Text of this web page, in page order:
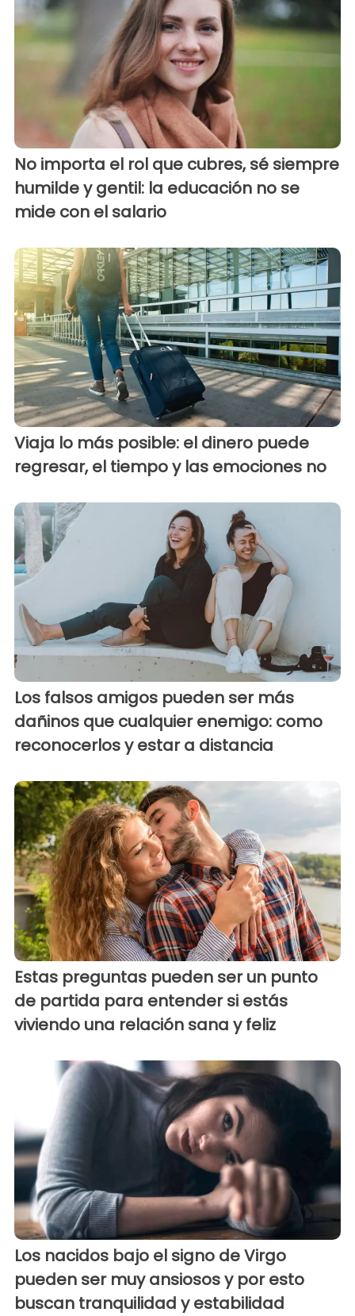
No importa el rol que cubres, sé siempre
humilde y gentil: la educación no se
mide con el salario
Viaja lo más posible: el dinero puede
regresar, el tiempo y las emociones no
Los falsos amigos pueden ser más
dañinos que cualquier enemigo: como
reconocerlos y estar a distancia
Estas preguntas pueden ser un punto
de partida para entender si estás
viviendo una relación sana y feliz
Los nacidos bajo el signo de Virgo
pueden ser muy ansiosos y por esto
buscan tranquilidad y estabilidad